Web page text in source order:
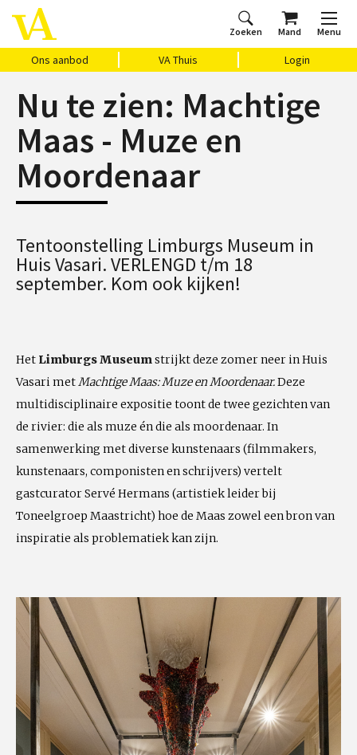
Zoeken Mand Menu
Ons aanbod VA Thuis Login
Home
Ons aanbod
Agenda
VAthuis
Over ons
Vragen?
Cadeaubon
Nu te zien: Machtige
Maas - Muze en
Moordenaar
Tentoonstelling Limburgs Museum in
Huis Vasari. VERLENGD t/m 18
september. Kom ook kijken!
Het Limburgs Museumstrijkt deze zomer neer in Huis
Vasari metMachtige Maas: Muze en Moordenaar.Deze
multidisciplinaire expositie toont de twee gezichten van
de rivier: die als muze én die als moordenaar. In
samenwerking met diverse kunstenaars (filmmakers,
kunstenaars, componisten en schrijvers) vertelt
gastcurator Servé Hermans (artistiek leider bij
Toneelgroep Maastricht) hoe de Maas zowel een bron van
inspiratie als problematiek kan zijn.